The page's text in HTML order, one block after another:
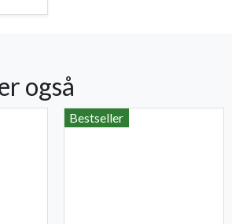
også
Bestseller